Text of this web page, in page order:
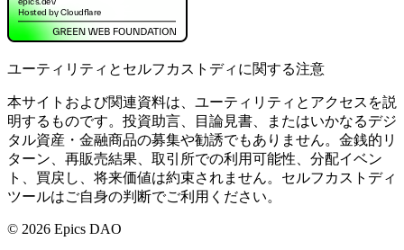
ユーティリティとセルフカストディに関する注意
本サイトおよび関連資料は、ユーティリティとアクセスを説
明するものです。投資助言、目論見書、またはいかなるデジ
タル資産・金融商品の募集や勧誘でもありません。金銭的リ
ターン、再販売結果、取引所での利用可能性、分配イベン
ト、買戻し、将来価値は約束されません。セルフカストディ
ツールはご自身の判断でご利用ください。
© 2026 Epics DAO